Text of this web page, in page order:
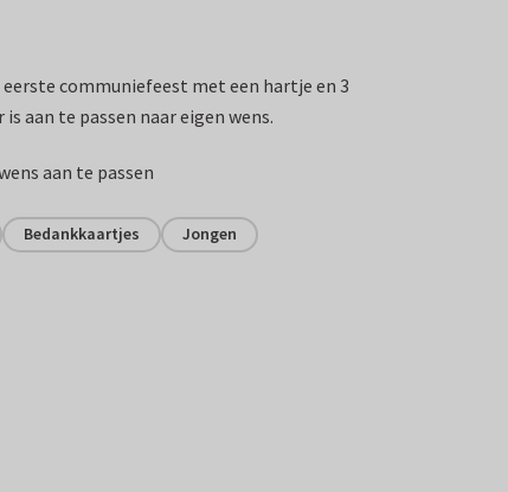
communiefeest met een hartje en 3
aan te passen naar eigen wens.
aan te passen
Bedankkaartjes Jongen